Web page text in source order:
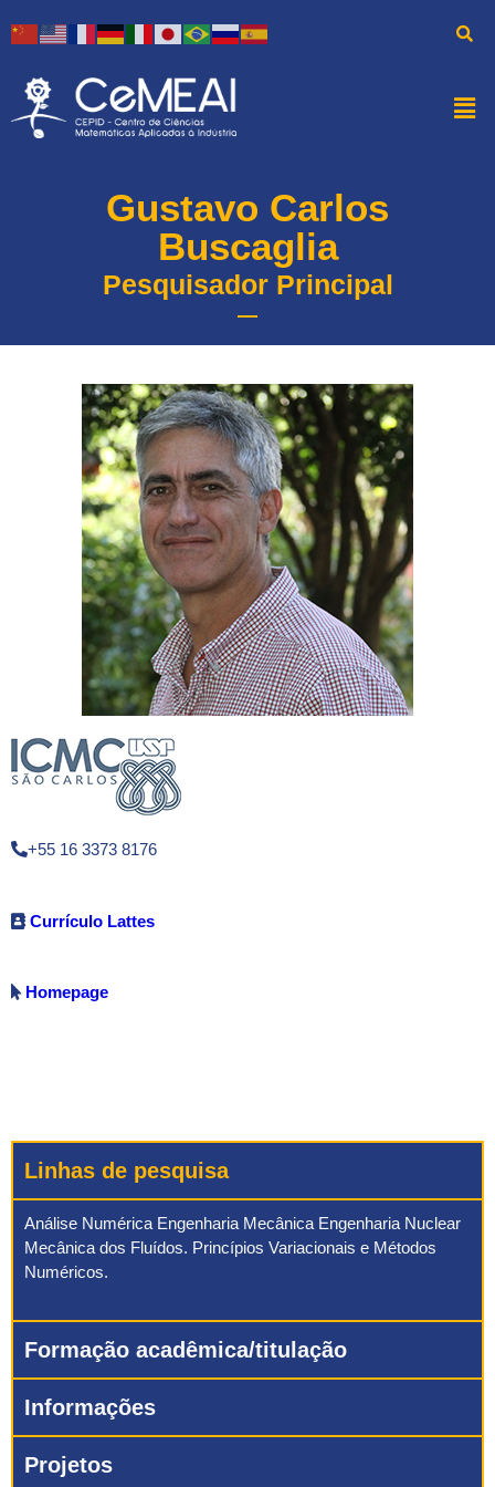
Gustavo Carlos
Buscaglia
Pesquisador Principal
+55 16 3373 8176
Currículo Lattes
Homepage
Linhas de pesquisa
Análise Numérica Engenharia Mecânica Engenharia Nuclear
Mecânica dos Fluídos. Princípios Variacionais e Métodos
Numéricos.
Formação acadêmica/titulação
Informações
Projetos